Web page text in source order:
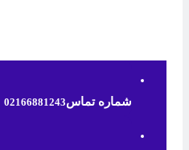
شماره تماس02166881243